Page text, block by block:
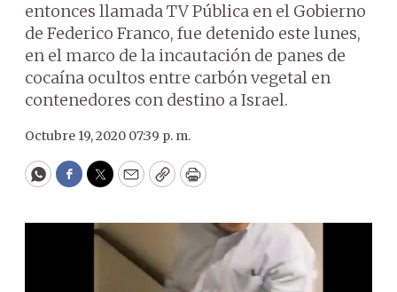
entonces llamada TV Pública en el Gobierno
de Federico Franco, fue detenido este lunes,
en el marco de la incautación de panes de
cocaína ocultos entre carbón vegetal en
contenedores con destino a Israel.
Octubre 19, 2020 07:39 p. m.
WhatsApp
Facebook
Twitter
EmailCopyPrint